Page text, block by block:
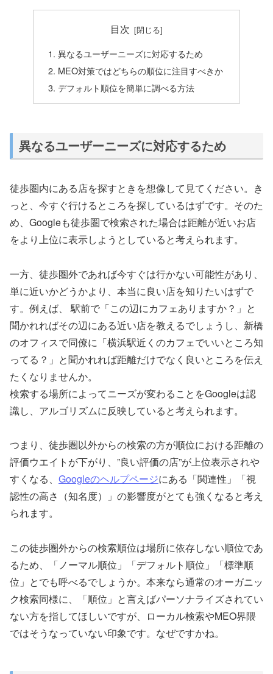
目次
異なるユーザーニーズに対応するため
MEO対策ではどちらの順位に注目すべきか
デフォルト順位を簡単に調べる方法
異なるユーザーニーズに対応するため
徒歩圏内にある店を探すときを想像して見てください。き
っと、今すぐ行けるところを探しているはずです。そのた
め、Googleも徒歩圏で検索された場合は距離が近いお店
をより上位に表示しようとしていると考えられます。
一方、徒歩圏外であれば今すぐは行かない可能性があり、
単に近いかどうかより、本当に良い店を知りたいはずで
す。例えば、 駅前で「この辺にカフェありますか？」と
聞かれればその辺にある近い店を教えるでしょうし、新橋
のオフィスで同僚に「横浜駅近くのカフェでいいところ知
ってる？」と聞かれれば距離だけでなく良いところを伝え
たくなりませんか。
検索する場所によってニーズが変わることをGoogleは認
識し、アルゴリズムに反映していると考えられます。
つまり、徒歩圏以外からの検索の方が順位における距離の
評価ウエイトが下がり、”良い評価の店”が上位表示されや
すくなる、 Googleのヘルプページにある「関連性」「視
認性の高さ（知名度）」の影響度がとても強くなると考え
られます。
この徒歩圏外からの検索順位は場所に依存しない順位であ
るため、「ノーマル順位」「デフォルト順位」「標準順
位」とでも呼べるでしょうか。本来なら通常のオーガニッ
ク検索同様に、「順位」と言えばパーソナライズされてい
ない方を指してほしいですが、ローカル検索やMEO界隈
ではそうなっていない印象です。なぜですかね。